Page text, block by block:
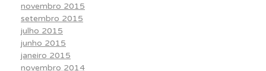
novembro 2015
setembro 2015
julho 2015
junho 2015
janeiro 2015
novembro 2014